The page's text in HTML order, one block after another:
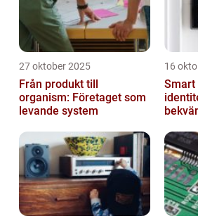
27 oktober 2025
Från produkt till
organism: Företaget som
levande system
16
Smart